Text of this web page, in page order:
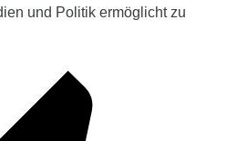
und Politik ermöglicht zu